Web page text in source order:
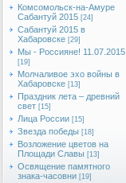
Комсомольск-на-Амуре
Сабантуй 2015 [24]
Сабантуй 2015 в
Хабаровске [29]
Мы - Россияне! 11.07.2015
[19]
Молчаливое эхо войны в
Хабаровске [13]
Праздник лета – древний
свет [15]
Лица России [15]
Звезда победы [18]
Возложение цветов на
Площади Славы [13]
Освящение памятного
знака-часовни [19]